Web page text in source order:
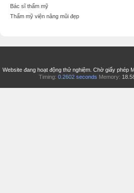
Bác sĩ thẩm mỹ
Thẩm mỹ viện nâng mũi đẹp
Website đang hoạt động thử nghiệm. Chờ giấy phép
Timing: 0.2602 seconds Memory: